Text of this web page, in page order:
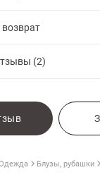
(2)
Блузы, рубашки